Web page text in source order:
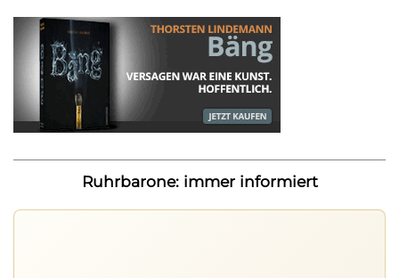
Ruhrbarone: immer informiert